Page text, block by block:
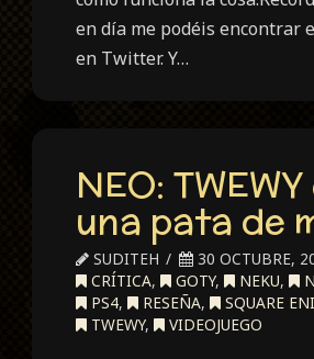
en día me podéis encontrar
en Twitter. Y…
NEO:
una pata de
SUDITEH
30 OCTUBRE,
CRÍTICA, GOTY, NEKU,
PS4, RESEÑA, SQUARE
TWEWY, VIDEOJUEGO